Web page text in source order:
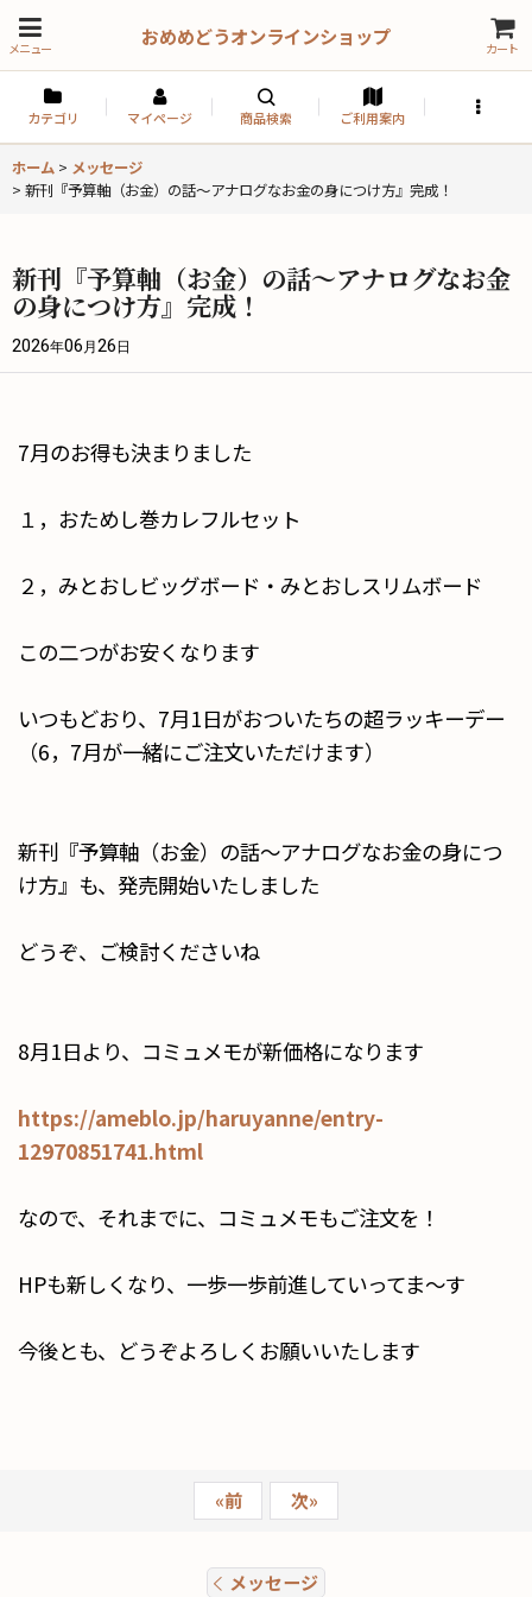
メニュー おめめどうオンラインショップ カート
カテゴリ マイページ 商品検索 ご利用案内
ホーム > メッセージ
> 新刊『予算軸（お金）の話〜アナログなお金の身につけ方』完成！
新刊『予算軸（お金）の話〜アナログなお金
の身につけ方』完成！
2026年06 月 26 日
7月のお得も決まりました
１，おためし巻カレフルセット
２，みとおしビッグボード・みとおしスリムボード
この二つがお安くなります
いつもどおり、7月1日がおついたちの超ラッキーデー
（6，7月が一緒にご注文いただけます）
新刊『予算軸（お金）の話〜アナログなお金の身につ
け方』も、発売開始いたしました
どうぞ、ご検討くださいね
8月1日より、コミュメモが新価格になります
https://ameblo.jp/haruyanne/entry-
12970851741.html
なので、それまでに、コミュメモもご注文を！
HPも新しくなり、一歩一歩前進していってま～す
今後とも、どうぞよろしくお願いいたします
«前 次»
メッセージ